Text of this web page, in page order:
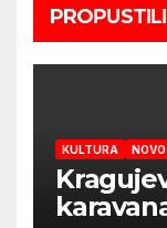
KULTURA